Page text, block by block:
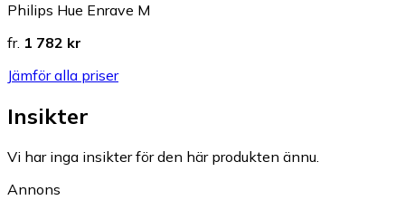
Philips Hue Enrave M
fr. 1 782 kr
Jämför alla priser
Insikter
Vi har inga insikter för den här produkten ännu.
Annons